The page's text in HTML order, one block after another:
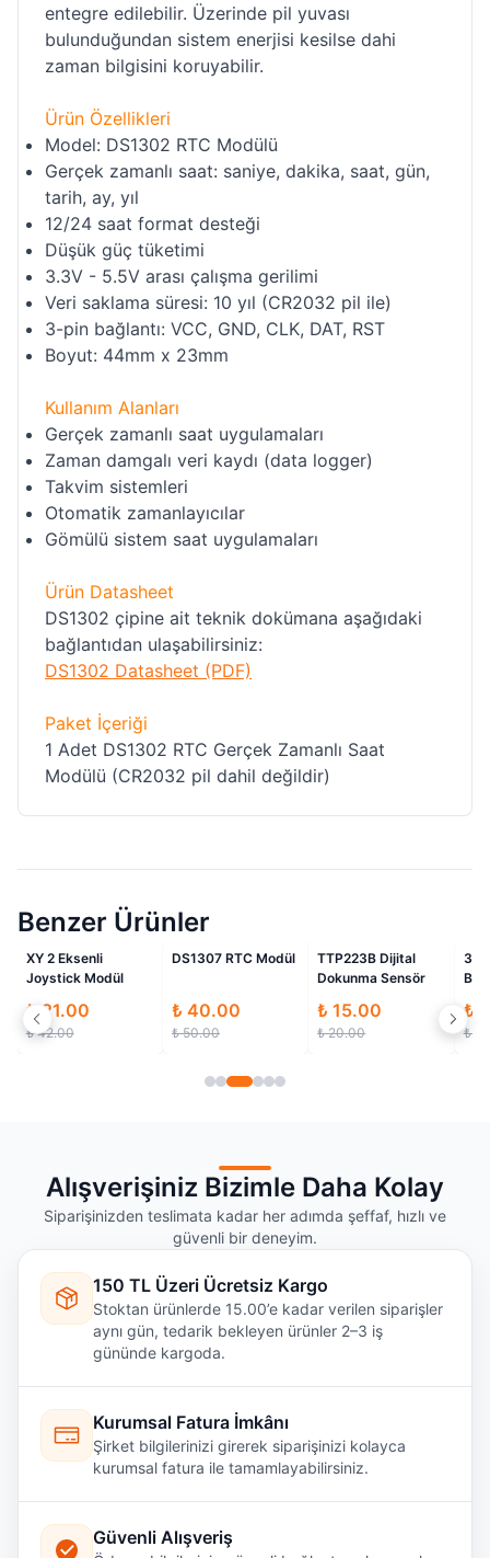
entegre edilebilir. Üzerinde pil yuvası
bulunduğundan sistem enerjisi kesilse dahi
zaman bilgisini koruyabilir.
Ürün Özellikleri
Model: DS1302 RTC Modülü
Gerçek zamanlı saat: saniye, dakika, saat, gün,
tarih, ay, yıl
12/24 saat format desteği
Düşük güç tüketimi
3.3V - 5.5V arası çalışma gerilimi
Veri saklama süresi: 10 yıl (CR2032 pil ile)
3-pin bağlantı: VCC, GND, CLK, DAT, RST
Boyut: 44mm x 23mm
Kullanım Alanları
Gerçek zamanlı saat uygulamaları
Zaman damgalı veri kaydı (data logger)
Takvim sistemleri
Otomatik zamanlayıcılar
Gömülü sistem saat uygulamaları
Ürün Datasheet
DS1302 çipine ait teknik dokümana aşağıdaki
bağlantıdan ulaşabilirsiniz:
DS1302 Datasheet (PDF)
Paket İçeriği
1 Adet DS1302 RTC Gerçek Zamanlı Saat
Modülü (CR2032 pil dahil değildir)
Benzer Ürünler
XY 2 Eksenli
Joystick Modül
₺ 21.00
₺ 42.00
İndirimli
DS1307 RTC Modül
₺ 40.00
₺ 50.00
İndirimli
TTP223B Dijital
Dokunma Sensör
₺ 15.00
₺ 20.00
₺
₺
Alışverişiniz Bizimle Daha Kolay
Siparişinizden teslimata kadar her adımda şeffaf, hızlı ve
güvenli bir deneyim.
150 TL Üzeri Ücretsiz Kargo
Stoktan ürünlerde 15.00’e kadar verilen siparişler
aynı gün, tedarik bekleyen ürünler 2–3 iş
gününde kargoda.
Kurumsal Fatura İmkânı
Şirket bilgilerinizi girerek siparişinizi kolayca
kurumsal fatura ile tamamlayabilirsiniz.
Güvenli Alışveriş